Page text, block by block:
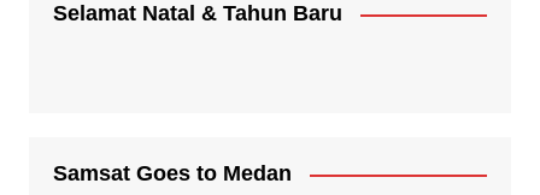
Selamat Natal & Tahun Baru
Samsat Goes to Medan